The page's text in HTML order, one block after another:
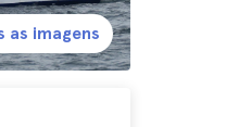
as imagens